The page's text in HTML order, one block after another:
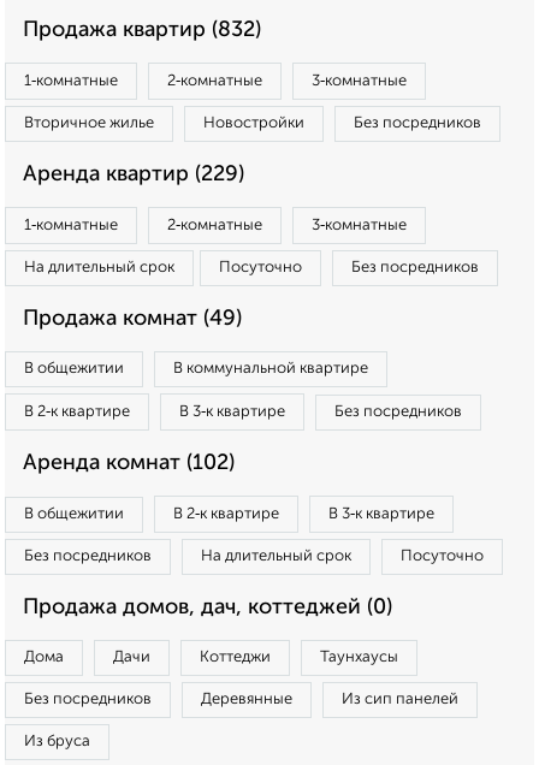
Продажа квартир (832)
1‑комнатные 2‑комнатные 3‑комнатные
Вторичное жилье Новостройки Без посредников
Аренда квартир (229)
1‑комнатные 2‑комнатные 3‑комнатные
На длительный срок Посуточно Без посредников
Продажа комнат (49)
В общежитии В коммунальной квартире
В 2‑к квартире В 3‑к квартире Без посредников
Аренда комнат (102)
В общежитии В 2‑к квартире В 3‑к квартире
Без посредников На длительный срок Посуточно
Продажа домов, дач, коттеджей (0)
Дома Дачи Коттеджи Таунхаусы
Без посредников Деревянные Из сип панелей
Из бруса